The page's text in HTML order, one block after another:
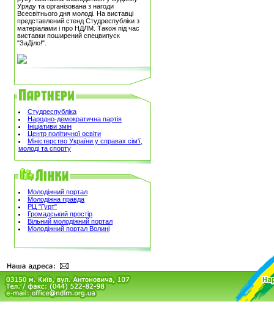
Уряду та організована з нагоди
Всесвітнього дня молоді. На виставці
представлений стенд Студреспубліки з
матеріалами і про НДЛМ. Також під час
виставки поширений спецвипуск
"ЗаДіло!".
Студреспубліка
Народно-демократична партія
Ініціативи змін
Центр політичної освіти
Міністерство України у справах сім'ї,
молоді та спорту
Молодіжний портал
Молодіжна правда
РЦ "Гурт"
Громадський простір
Вільний молодіжний портал
Молодіжний портал Волині